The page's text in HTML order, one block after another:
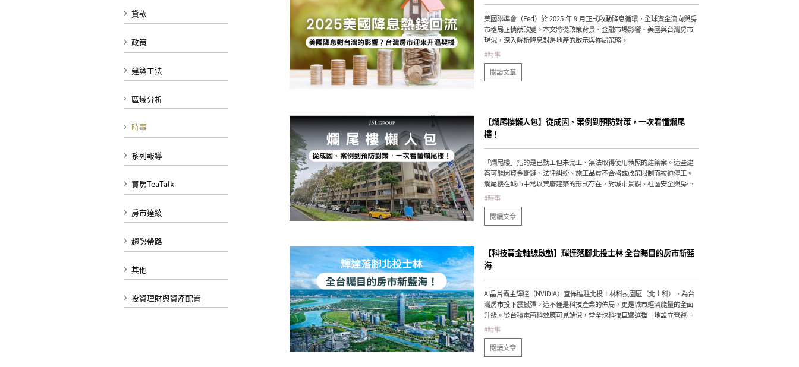
貸款
政策
建築工法
區域分析
時事
系列報導
買房TeaTalk
房市達綾
趨勢帶路
其他
投資理財與資產配置
美國聯準會（Fed）於 2025 年 9 月正式啟動降息循環，全球資金流向與房
市格局正悄然改變。本文將從政策背景、金融市場影響、美國與台灣房市
現況，深入解析降息對房地產的啟示與佈局策略。
#時事
閱讀文章
【爛尾樓懶人包】從成因、案例到預防對策，一次看懂爛尾
樓！
「爛尾樓」指的是已動工但未完工、無法取得使用執照的建築案。這些建
案可能因資金斷鏈、法律糾紛、施工品質不合格或政策限制而被迫停工。
爛尾樓在城市中常以荒廢建築的形式存在，對城市景觀、社區安全與房市
信心均造成重大影響。
#時事
閱讀文章
【科技黃金軸線啟動】輝達落腳北投士林 全台矚目的房市新藍
海
AI晶片霸主輝達（NVIDIA）宣佈進駐北投士林科技園區（北士科），為台
灣房市投下震撼彈。這不僅是科技產業的佈局，更是城市經濟能量的全面
升級。從台積電南科效應可見端倪，當全球科技巨擘選擇一地設立營運重
鎮，往往象徵該區域的產業、人口、生活機能將同步躍升，房地產更成為
最直接的受益者。輝達的選址一公布，未來北台灣房產風向即將變天，尤
其對於北投士林的周邊建案無疑是個超級大利多。
#時事
閱讀文章